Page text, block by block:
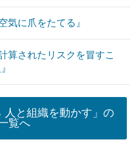
に爪をたてる』
されたリスクを冒すこ
人と組織を動かす」の
覧へ